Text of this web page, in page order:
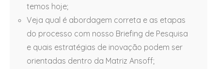
temos hoje;
Veja qual é abordagem correta e as etapas
do processo com nosso Briefing de Pesquisa
e quais estratégias de inovação podem ser
orientadas dentro da Matriz Ansoff;